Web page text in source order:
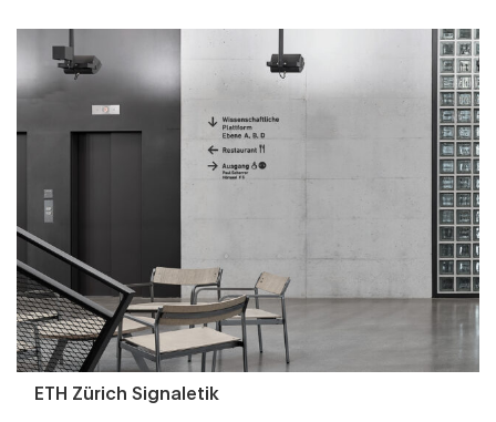
ETH Zürich Signaletik